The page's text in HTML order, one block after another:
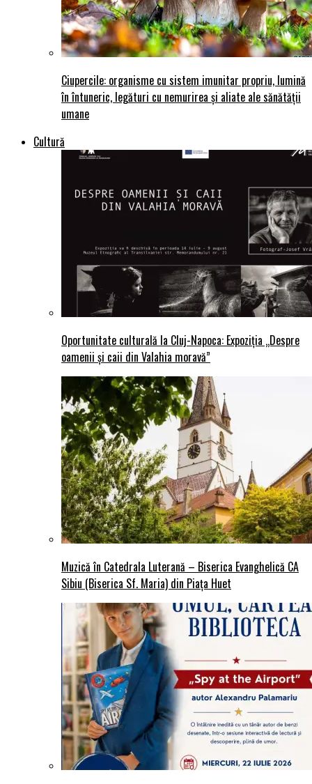
Ciupercile: organisme cu sistem imunitar propriu, lumină
în întuneric, legături cu nemurirea și aliate ale sănătății
umane
Cultură
Oportunitate culturală la Cluj-Napoca: Expoziția „Despre
oamenii și caii din Valahia moravă”
Muzică în Catedrala Luterană – Biserica Evanghelică CA
Sibiu (Biserica Sf. Maria) din Piaţa Huet